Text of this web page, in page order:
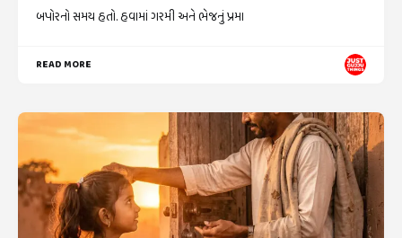
બપોરનો સમય હતો. હવામાં ગરમી અને ભેજનું પ્રમા
READ MORE